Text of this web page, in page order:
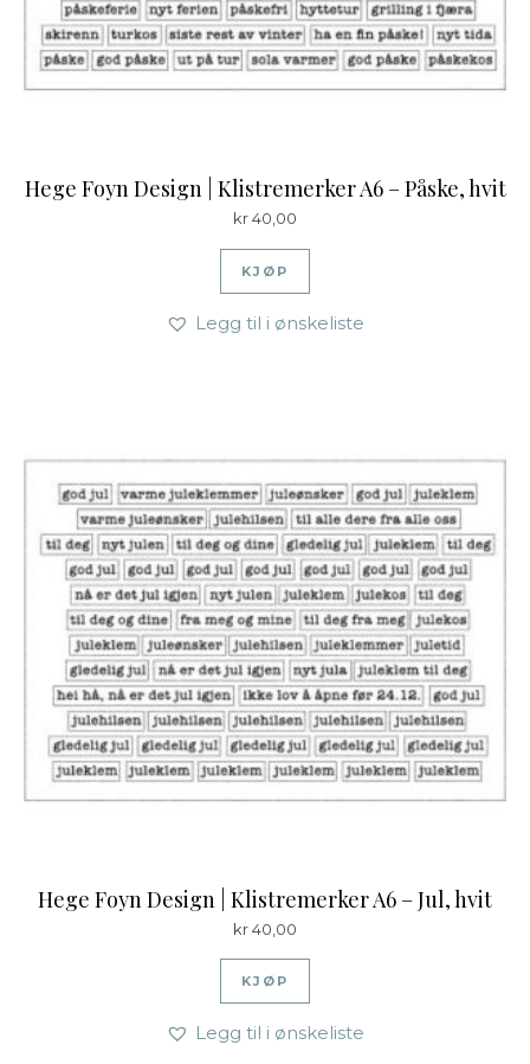
Hege Foyn Design | Klistremerker A6 – Påske, hvit
kr40,00
KJØP
Legg til i ønskeliste
Hege Foyn Design | Klistremerker A6 – Jul, hvit
kr40,00
KJØP
Legg til i ønskeliste